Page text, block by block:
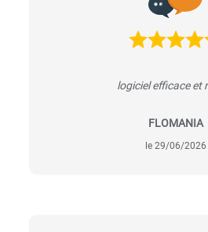
logiciel efficace et
FLOMANIA
le 29/06/2026